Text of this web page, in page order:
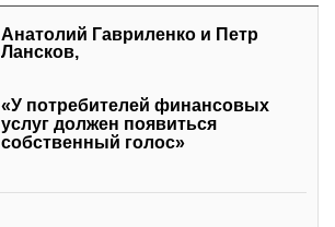
Анатолий Гавриленко и Петр
Лансков,
«У потребителей финансовых
услуг должен появиться
собственный голос»